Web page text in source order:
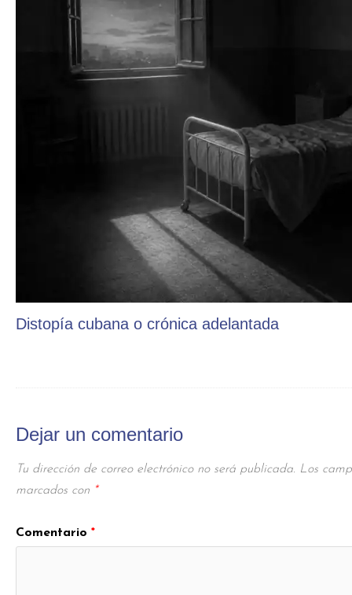
Distopía cubana o crónica adelantada
Dejar un comentario
Tu dirección de correo electrónico no será publicada. Los
marcados con *
Comentario *